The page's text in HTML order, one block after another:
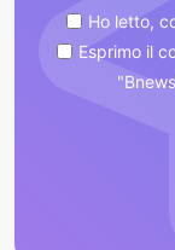
Ho letto,
Esprimo il